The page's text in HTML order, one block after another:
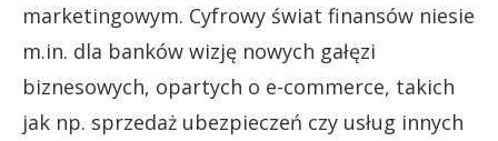
marketingowym. Cyfrowy świat finansów niesie
m.in. dla banków wizję nowych gałęzi
biznesowych, opartych o e-commerce, takich
jak np. sprzedaż ubezpieczeń czy usług innych